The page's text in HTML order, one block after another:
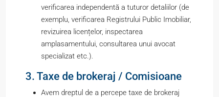
verificarea independentă a tuturor detaliilor (de
exemplu, verificarea Registrului Public Imobiliar,
revizuirea licențelor, inspectarea
amplasamentului, consultarea unui avocat
specializat etc.).
3. Taxe de brokeraj / Comisioane
Avem dreptul de a percepe taxe de brokeraj